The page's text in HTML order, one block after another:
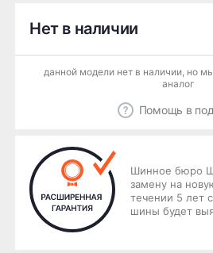
Нет в наличии
данной модели нет в наличии, но
аналог
Помощь в
Шинное бюро
замену на
течении 5 лет
шины будет